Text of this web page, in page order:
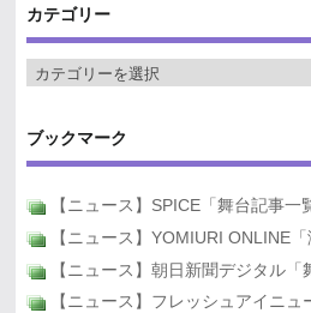
カテゴリー
ブックマーク
【ニュース】SPICE「舞台記事一
【ニュース】YOMIURI ONLINE「
【ニュース】朝日新聞デジタル「
【ニュース】フレッシュアイニュ